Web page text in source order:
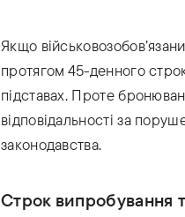
Якщо
протягом 45-денного
підставах. Проте
відповідальності за
законодавства.
Строк випробування